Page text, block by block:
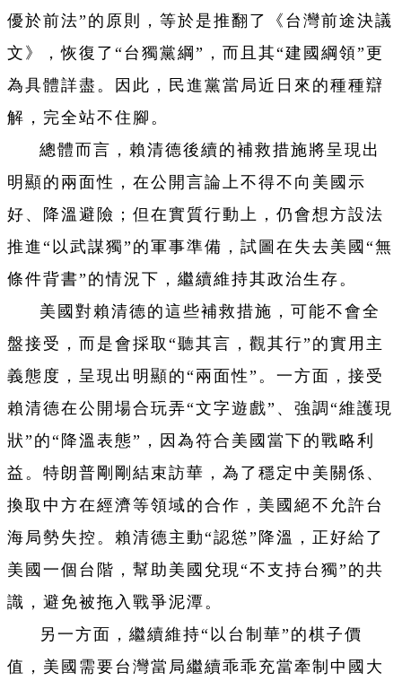
優於前法”的原則，等於是推翻了《台灣前途決議
文》，恢復了“台獨黨綱”，而且其“建國綱領”更
為具體詳盡。因此，民進黨當局近日來的種種辯
解，完全站不住腳。
總體而言，賴清德後續的補救措施將呈現出
明顯的兩面性，在公開言論上不得不向美國示
好、降溫避險；但在實質行動上，仍會想方設法
推進“以武謀獨”的軍事準備，試圖在失去美國“無
條件背書”的情況下，繼續維持其政治生存。
美國對賴清德的這些補救措施，可能不會全
盤接受，而是會採取“聽其言，觀其行”的實用主
義態度，呈現出明顯的“兩面性”。一方面，接受
賴清德在公開場合玩弄“文字遊戲”、強調“維護現
狀”的“降溫表態”，因為符合美國當下的戰略利
益。特朗普剛剛結束訪華，為了穩定中美關係、
換取中方在經濟等領域的合作，美國絕不允許台
海局勢失控。賴清德主動“認慫”降溫，正好給了
美國一個台階，幫助美國兌現“不支持台獨”的共
識，避免被拖入戰爭泥潭。
另一方面，繼續維持“以台制華”的棋子價
值，美國需要台灣當局繼續乖乖充當牽制中國大